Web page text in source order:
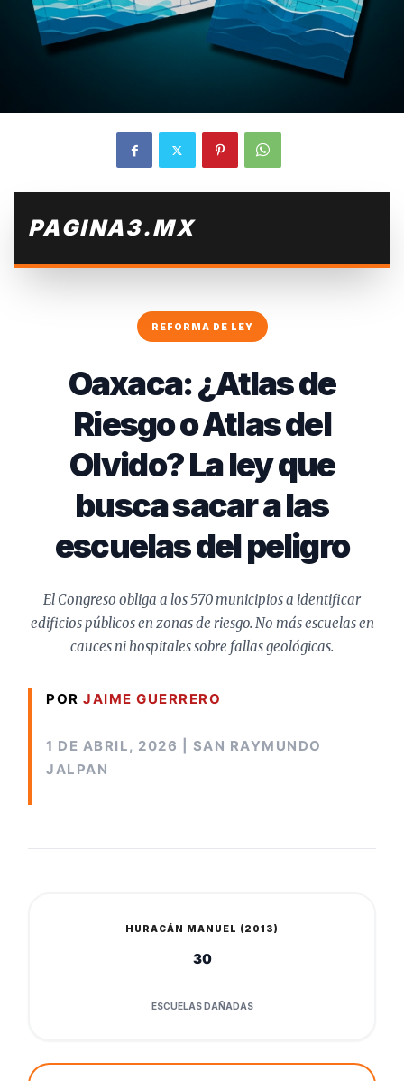
PAGINA3.MX
REFORMA DE LEY
Oaxaca: ¿Atlas de
Riesgo o Atlas del
Olvido? La ley que
busca sacar a las
escuelas del peligro
El Congreso obliga a los 570 municipios a identificar
edificios públicos en zonas de riesgo. No más escuelas en
cauces ni hospitales sobre fallas geológicas.
POR JAIME GUERRERO
1 DE ABRIL, 2026 | SAN RAYMUNDO
JALPAN
HURACÁN MANUEL (2013)
30
ESCUELAS DAÑADAS